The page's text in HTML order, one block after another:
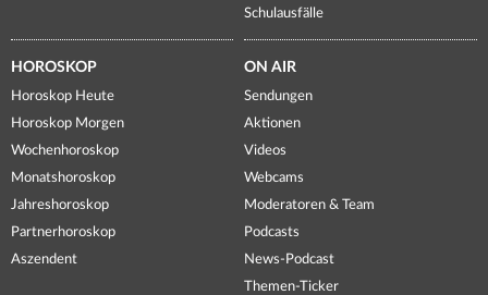
Schulausfälle
HOROSKOP
Horoskop Heute
Horoskop Morgen
Wochenhoroskop
Monatshoroskop
Jahreshoroskop
Partnerhoroskop
Aszendent
ON AIR
Sendungen
Aktionen
Videos
Webcams
Moderatoren & Team
Podcasts
News-Podcast
Themen-Ticker